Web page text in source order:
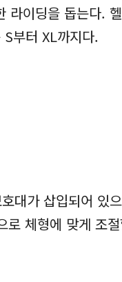
라이딩을 돕는다.
부터 XL까지다.
대가 삽입되어 있
로 체형에 맞게 조